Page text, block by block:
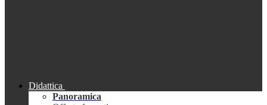
Didattica
Panoramica